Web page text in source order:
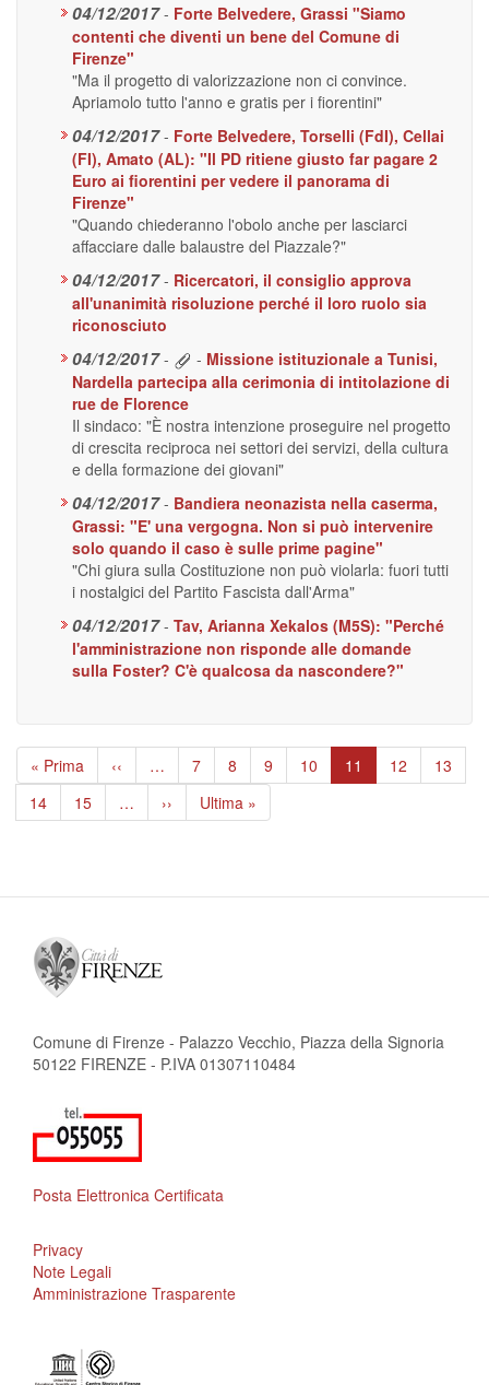
04/12/2017 - Forte Belvedere, Grassi "Siamo
contenti che diventi un bene del Comune di
Firenze"
"Ma il progetto di valorizzazione non ci convince.
Apriamolo tutto l'anno e gratis per i fiorentini"
04/12/2017 - Forte Belvedere, Torselli (FdI), Cellai
(FI), Amato (AL): "Il PD ritiene giusto far pagare 2
Euro ai fiorentini per vedere il panorama di
Firenze"
"Quando chiederanno l'obolo anche per lasciarci
affacciare dalle balaustre del Piazzale?"
04/12/2017 - Ricercatori, il consiglio approva
all'unanimità risoluzione perché il loro ruolo sia
riconosciuto
04/12/2017 - - Missione istituzionale a Tunisi,
Nardella partecipa alla cerimonia di intitolazione di
rue de Florence
Il sindaco: "È nostra intenzione proseguire nel progetto
di crescita reciproca nei settori dei servizi, della cultura
e della formazione dei giovani"
04/12/2017 - Bandiera neonazista nella caserma,
Grassi: "E' una vergogna. Non si può intervenire
solo quando il caso è sulle prime pagine"
"Chi giura sulla Costituzione non può violarla: fuori tutti
i nostalgici del Partito Fascista dall'Arma"
04/12/2017 - Tav, Arianna Xekalos (M5S): "Perché
l'amministrazione non risponde alle domande
sulla Foster? C'è qualcosa da nascondere?"
Paginazione
Prima
pagina
« Prima
Pagina
precedente
‹‹ … Page
7 Page
8 Page
9 Page
10
Pagina
attuale
11 Page
12 Page
13
Page
14 Page
15 …
Pagina
successiva
››
Ultima
pagina
Ultima »
Comune di Firenze - Palazzo Vecchio, Piazza della Signoria
50122 FIRENZE - P.IVA 01307110484
Posta Elettronica Certificata
Privacy
Note Legali
Amministrazione Trasparente